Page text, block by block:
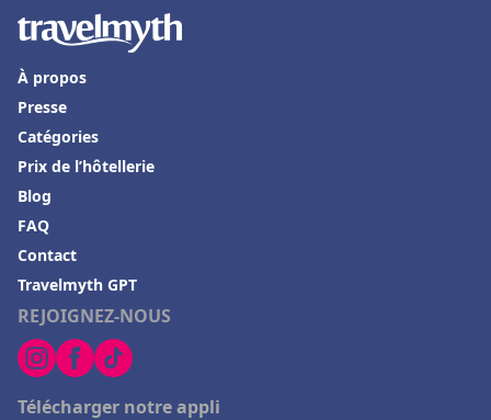
REJOIGNEZ-NOUS
Télécharger notre appli
À propos
Presse
Catégories
Prix de l’hôtellerie
Blog
FAQ
Contact
Travelmyth GPT